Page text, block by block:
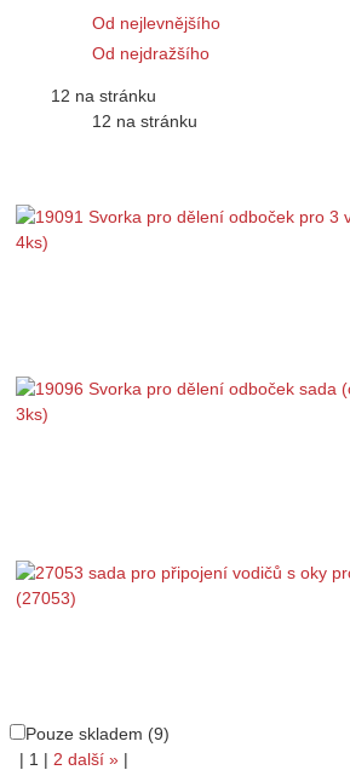
Od nejlevnějšího
Od nejdražšího
12 na stránku
12 na stránku
Pouze skladem (9)
| 1 | 2 další » |